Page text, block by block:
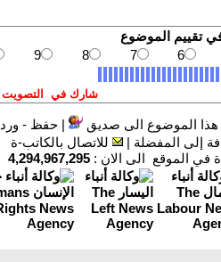
الموضوع الى صديق |حفظ - ورد
إلى المفضلة |
للاتصال بالكاتب-ة
الموقع الى الان : 4,294,967,295